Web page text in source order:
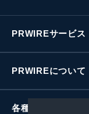
PRWIREサービス
PRWIREについて
各種お問い合わせ